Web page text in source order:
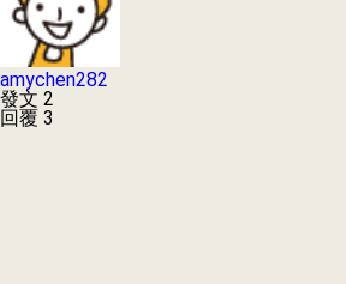
amychen282
發文 2
回覆 3